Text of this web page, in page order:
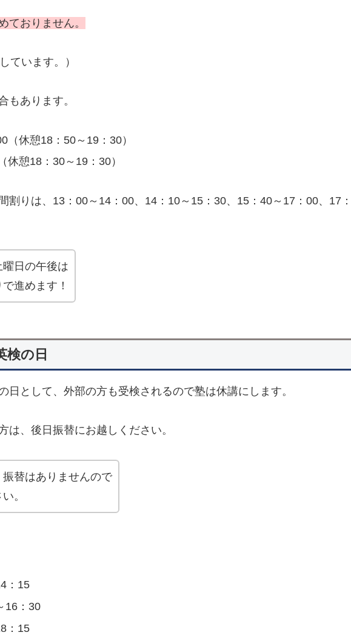
ておりません。
ています。）
もあります。
（休憩18：50～19：30）
休憩18：30～19：30）
割りは、13：00～14：00、14：10～15：30、15：40～17：00、17：
曜日の午後は
進めます！
検の日
日として、外部の方も受検されるので塾は休講にします。
は、後日振替にお越しください。
振替はありませんので
。
：15
16：30
：15